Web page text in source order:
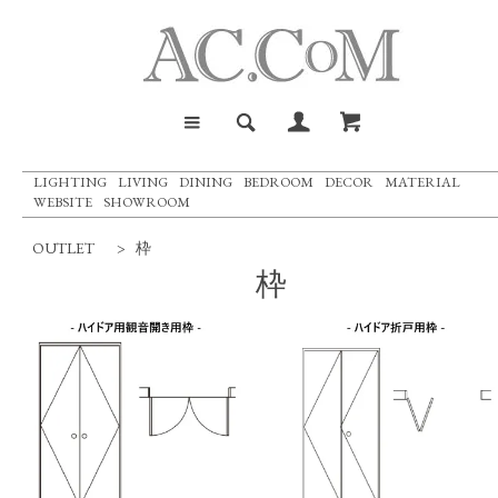
LIGHTING LIVING DINING BEDROOM DECOR
MATERIAL
WEBSITE
SHOWROOM
OUTLET > 枠
枠